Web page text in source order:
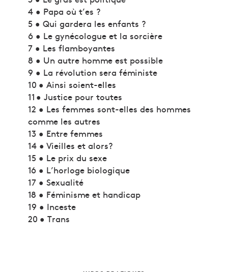
4 • Papa où t’es ?
5 • Qui gardera les enfants ?
6 • Le gynécologue et la sorcière
7 • Les flamboyantes
8 • Un autre homme est possible
9 • La révolution sera féministe
10 • Ainsi soient-elles
11 • Justice pour toutes
12 • Les femmes sont-elles des hommes
comme les autres
13 • Entre femmes
14 • Vieilles et alors?
15 • Le prix du sexe
16 • L’horloge biologique
17 • Sexualité
18 • Féminisme et handicap
19 • Inceste
20 • Trans